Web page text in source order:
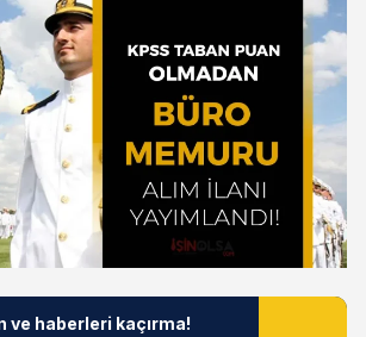
ve haberleri kaçırma!